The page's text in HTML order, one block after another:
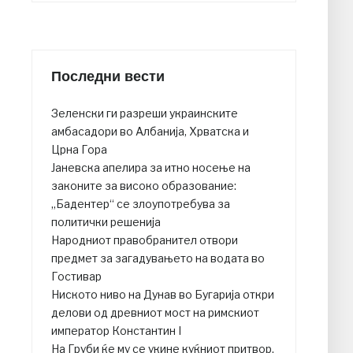
Последни вести
Зеленски ги разреши украинските
амбасадори во Албанија, Хрватска и
Црна Гора
Јаневска апелира за итно носење на
законите за високо образование:
„Бадентер“ се злоупотребува за
политички решенија
Народниот правобранител отвори
предмет за загадувањето на водата во
Гостивар
Ниското ниво на Дунав во Бугарија откри
делови од древниот мост на римскиот
император Константин I
На Груби ќе му се укине куќниот притвор,